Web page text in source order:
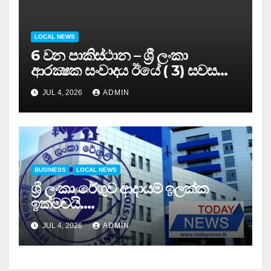
LOCAL NEWS
6 වන පාකිස්ථාන – ශ්‍රී ලංකා
ආරක්‍ෂක සංවාදය ඊයේ ( 3) සවස
සාර්ථකව අවසන් කරයි..
JUL 4, 2026 ADMIN
BUSINESS LOCAL NEWS
ශ්‍රී ලංකා රේගුව ආදායම් ඉලක්ක
ඉක්මවයි….
JUL 4, 2026 ADMIN